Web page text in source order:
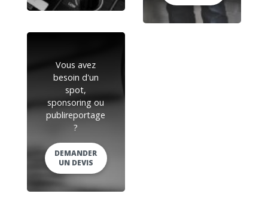
Vous avez
besoin d'un
spot,
sponsoring ou
publireportage
?
DEMANDER
UN DEVIS